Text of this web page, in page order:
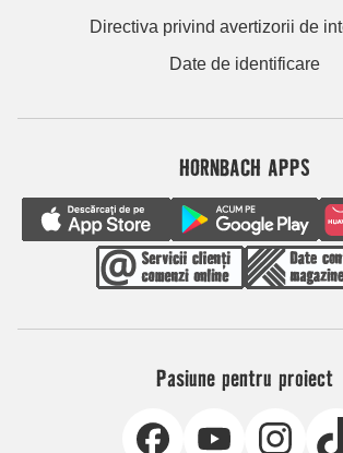
Directiva privind avertizorii de
Date de identificare
HORNBACH APPS
Pasiune pentru proiect